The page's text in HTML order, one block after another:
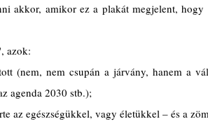
akkor, amikor ez a plakát megjelent, hogy
azok:
(nem, nem csupán a járvány, hanem a
agenda 2030 stb.);
az egészségükkel, vagy életükkel – és a